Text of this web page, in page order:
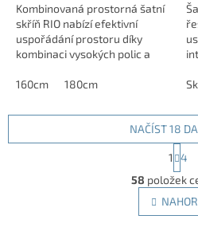
Kombinovaná prostorná šatní
skříň RIO nabízí efektivní
uspořádání prostoru díky
kombinaci vysokých polic a
rozměry 160 nebo 180 cm x 52
160cm 180cm
O
v
l
á
NAČÍST 18
S
t
r
á
n
k
1
4
58 položek